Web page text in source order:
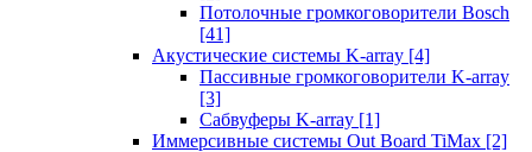
Потолочные громкоговорители Bosch
[41]
Акустические системы K-array [4]
Пассивные громкоговорители K-array
[3]
Сабвуферы K-array [1]
Иммерсивные системы Out Board TiMax [2]